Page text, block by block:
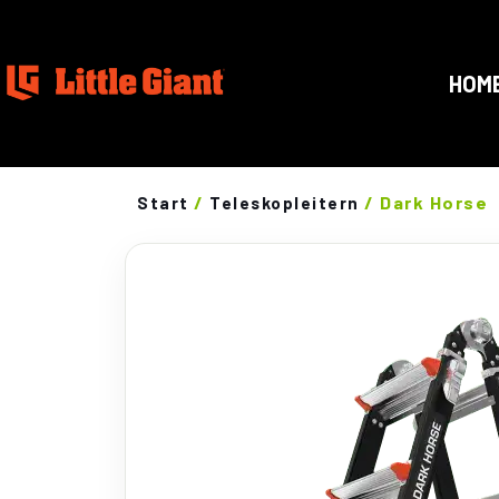
Start / Teleskopleitern / Dark Horse